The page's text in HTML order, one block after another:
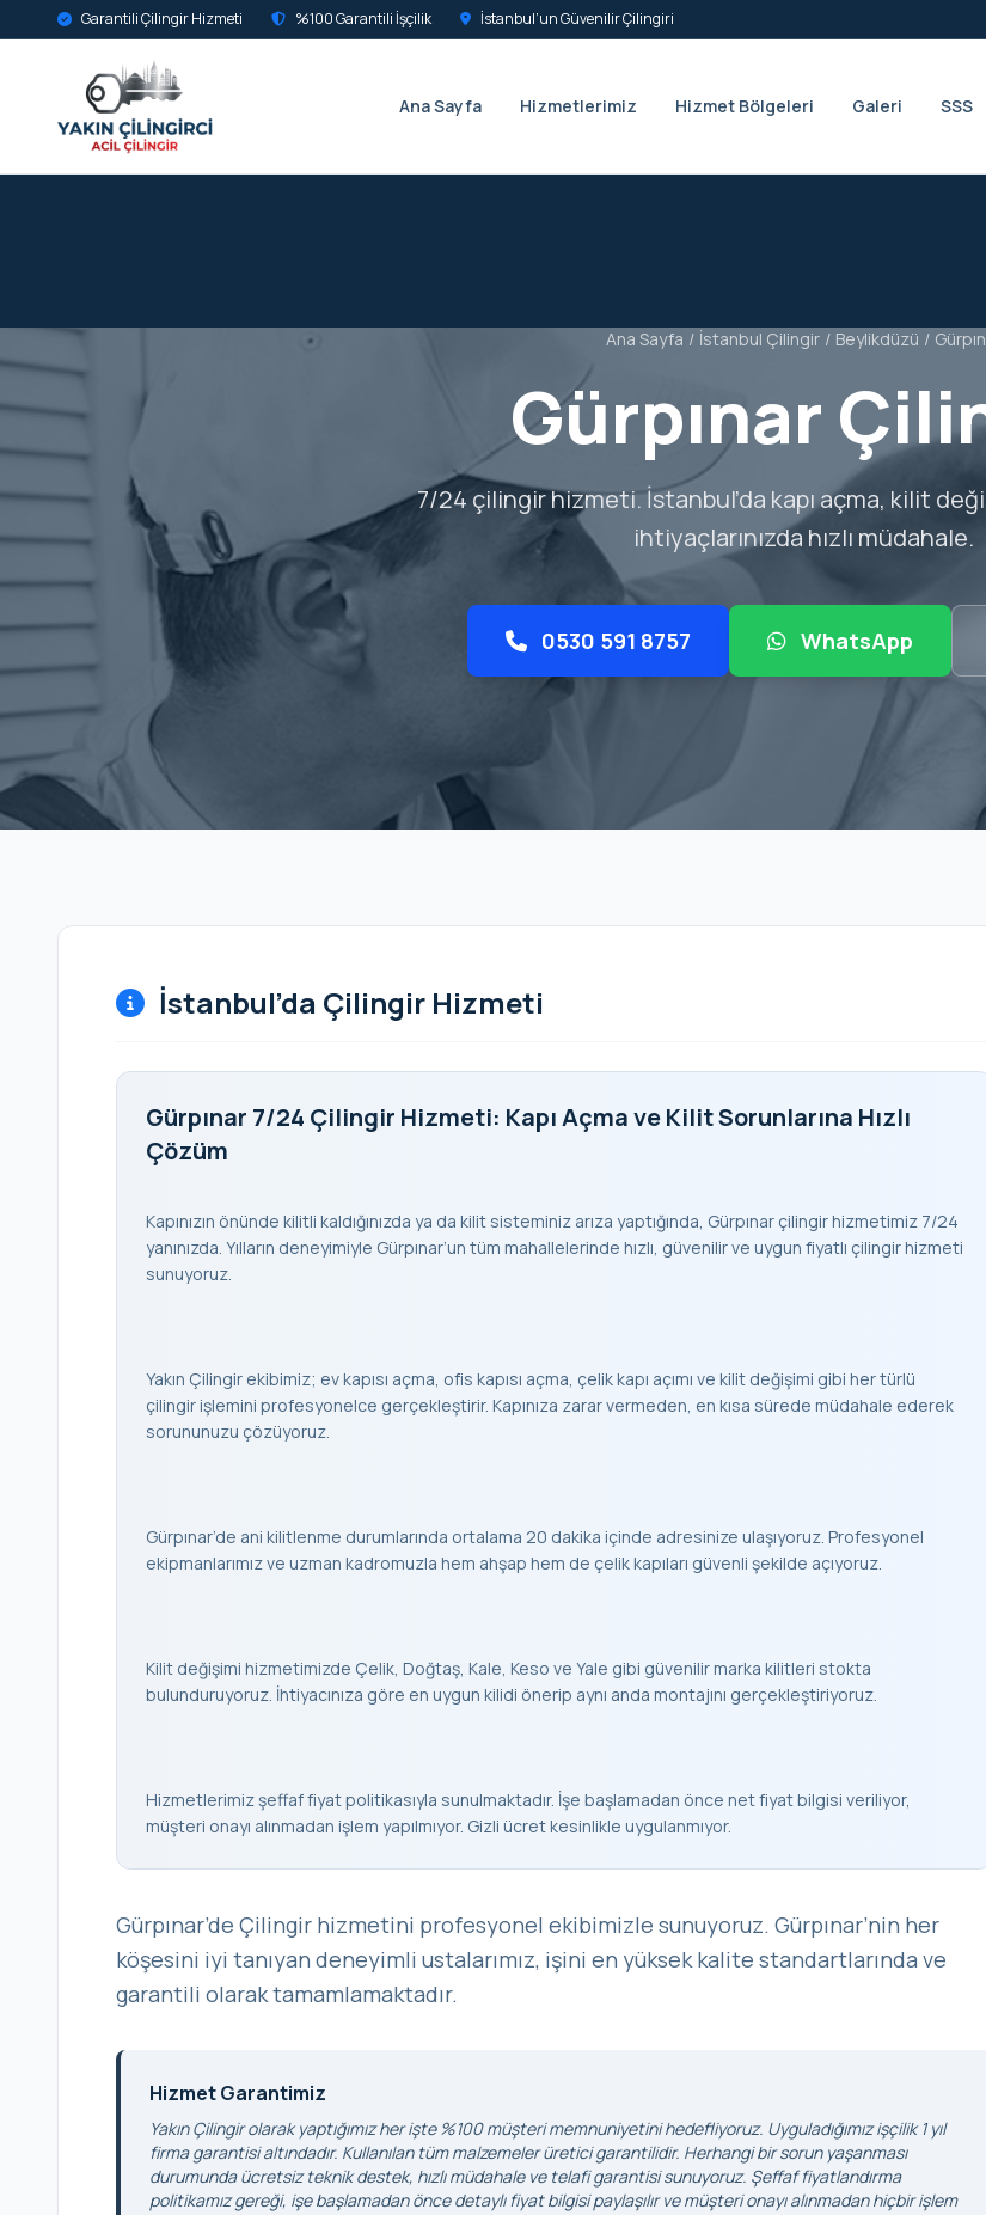
Garantili Çilingir Hizmeti %100 Garantili İşçilik İstanbul’un Güvenilir Çilingiri
Ana Sayfa Hizmetlerimiz Hizmet Bölgeleri Galeri SSS
Ana Sayfa / İstanbul Çilingir / Beylikdüzü /
Gürpınar
7/24 çilingir hizmeti. İstanbul’da kapı açma, kilit
ihtiyaçlarınızda hızlı müdahale.
0530 591 8757 WhatsApp
İstanbul’da Çilingir Hizmeti
Gürpınar 7/24 Çilingir Hizmeti: Kapı Açma ve Kilit Sorunlarına Hızlı
Çözüm
Kapınızın önünde kilitli kaldığınızda ya da kilit sisteminiz arıza yaptığında, Gürpınar çilingir hizmetimiz 7/24
yanınızda. Yılların deneyimiyle Gürpınar’un tüm mahallelerinde hızlı, güvenilir ve uygun fiyatlı çilingir hizmeti
sunuyoruz.
Yakın Çilingir ekibimiz; ev kapısı açma, ofis kapısı açma, çelik kapı açımı ve kilit değişimi gibi her türlü
çilingir işlemini profesyonelce gerçekleştirir. Kapınıza zarar vermeden, en kısa sürede müdahale ederek
sorununuzu çözüyoruz.
Gürpınar’de ani kilitlenme durumlarında ortalama 20 dakika içinde adresinize ulaşıyoruz. Profesyonel
ekipmanlarımız ve uzman kadromuzla hem ahşap hem de çelik kapıları güvenli şekilde açıyoruz.
Kilit değişimi hizmetimizde Çelik, Doğtaş, Kale, Keso ve Yale gibi güvenilir marka kilitleri stokta
bulunduruyoruz. İhtiyacınıza göre en uygun kilidi önerip aynı anda montajını gerçekleştiriyoruz.
Hizmetlerimiz şeffaf fiyat politikasıyla sunulmaktadır. İşe başlamadan önce net fiyat bilgisi veriliyor,
müşteri onayı alınmadan işlem yapılmıyor. Gizli ücret kesinlikle uygulanmıyor.
Gürpınar’de Çilingir hizmetini profesyonel ekibimizle sunuyoruz. Gürpınar’nin her
köşesini iyi tanıyan deneyimli ustalarımız, işini en yüksek kalite standartlarında ve
garantili olarak tamamlamaktadır.
Hizmet Garantimiz
Yakın Çilingir olarak yaptığımız her işte %100 müşteri memnuniyetini hedefliyoruz. Uyguladığımız işçilik 1 yıl
firma garantisi altındadır. Kullanılan tüm malzemeler üretici garantilidir. Herhangi bir sorun yaşanması
durumunda ücretsiz teknik destek, hızlı müdahale ve telafi garantisi sunuyoruz. Şeffaf fiyatlandırma
politikamız gereği, işe başlamadan önce detaylı fiyat bilgisi paylaşılır ve müşteri onayı alınmadan hiçbir işlem